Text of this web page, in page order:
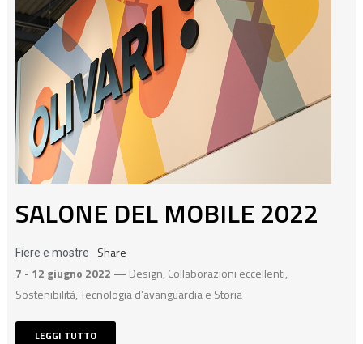
SALONE DEL MOBILE 2022
Fiere e mostre
Share
7 - 12 giugno 2022 — Design, Collaborazioni eccellenti,
Sostenibilità, Tecnologia d’avanguardia e Storia
LEGGI TUTTO